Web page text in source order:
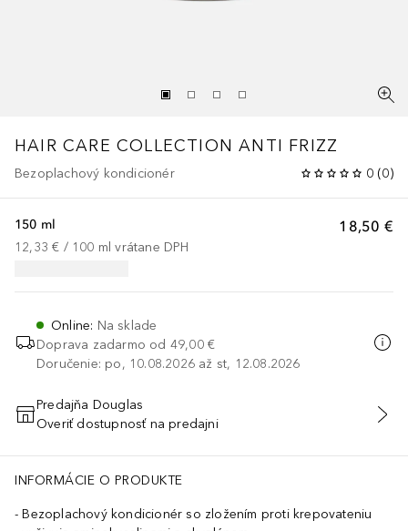
HAIR CARE COLLECTION ANTI FRIZZ
Bezoplachový kondicionér 0 (0)
18,50 €
150 ml
12,33 € / 100 ml vrátane DPH
Online: Na sklade
Doprava zadarmo od 49,00 €
Doručenie: po, 10.08.2026 až st, 12.08.2026
PRIDAŤ DO KOŠÍKA
Predajňa Douglas
Overiť dostupnosť na predajni
INFORMÁCIE O PRODUKTE
Bezoplachový kondicionér so zložením proti krepovateniu